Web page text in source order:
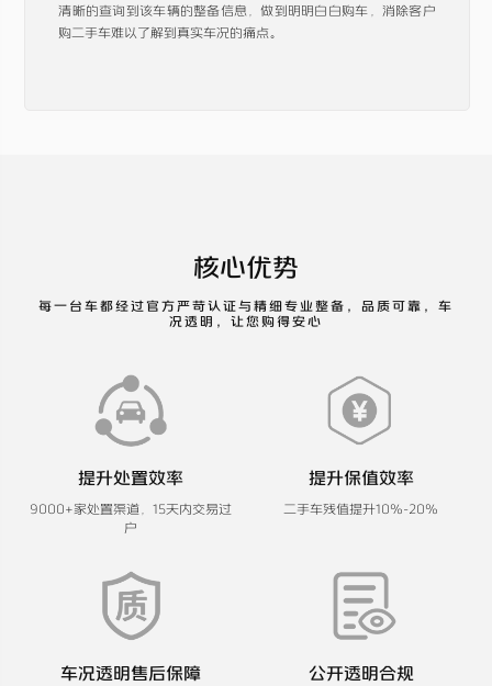
清晰的查询到该车辆的整备信息，做到明明白白购车，消除客户
购二手车难以了解到真实车况的痛点。
核心优势
每一台车都经过官方严苛认证与精细专业整备，品质可靠，车
况透明，让您购得安心
提升处置效率
9000+家处置渠道，15天内交易过
户
提升保值效率
二手车残值提升10%-20%
车况透明售后保障 公开透明合规